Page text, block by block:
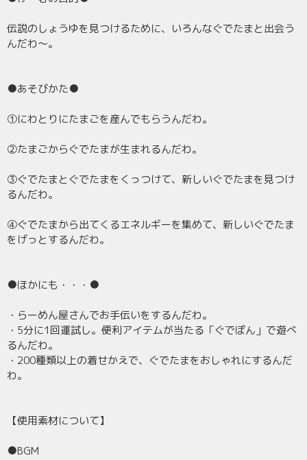
伝説のしょうゆを見つけるために、いろんなぐでたまと出会う
んだわ～。
●あそびかた●
①にわとりにたまごを産んでもらうんだわ。
②たまごからぐでたまが生まれるんだわ。
③ぐでたまとぐでたまをくっつけて、新しいぐでたまを見つけ
るんだわ。
④ぐでたまから出てくるエネルギーを集めて、新しいぐでたま
をげっとするんだわ。
●ほかにも・・・●
・らーめん屋さんでお手伝いをするんだわ。
・5分に1回運試し。便利アイテムが当たる「ぐでぽん」で遊べ
るんだわ。
・200種類以上の着せかえで、ぐでたまをおしゃれにするんだ
わ。
【使用素材について】
●BGM